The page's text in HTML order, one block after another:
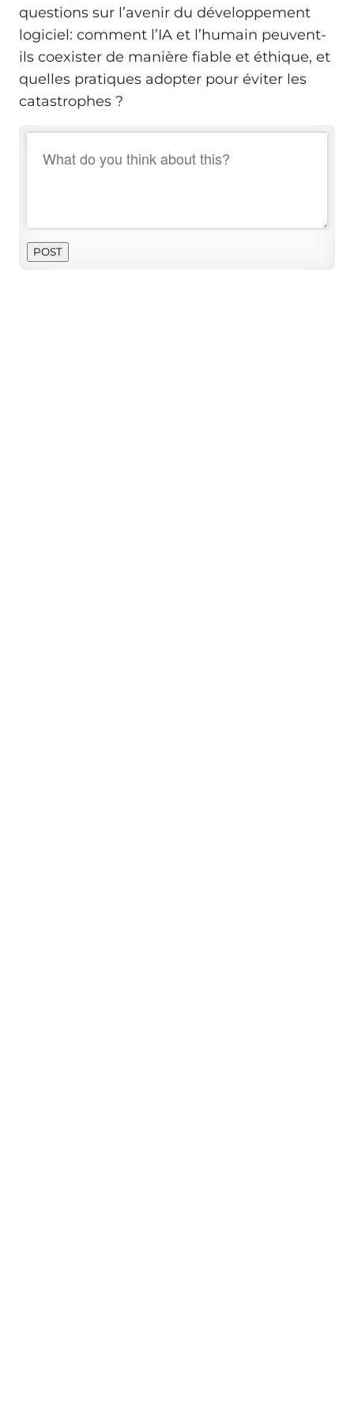
questions sur l’avenir du développement
logiciel: comment l’IA et l’humain peuvent-
ils coexister de manière fiable et éthique, et
quelles pratiques adopter pour éviter les
catastrophes ?
POST